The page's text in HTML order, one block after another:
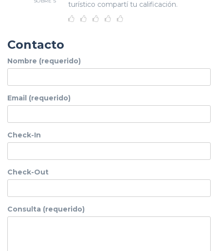
turístico compartí tu calificación.
Contacto
Nombre (requerido)
Email (requerido)
Check-In
Check-Out
Consulta (requerido)